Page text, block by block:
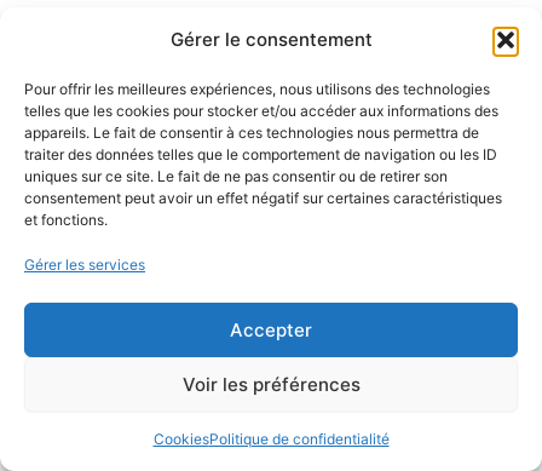
Gérer le consentement
Pour offrir les meilleures expériences, nous utilisons des technologies
telles que les cookies pour stocker et/ou accéder aux informations des
appareils. Le fait de consentir à ces technologies nous permettra de
traiter des données telles que le comportement de navigation ou les ID
uniques sur ce site. Le fait de ne pas consentir ou de retirer son
consentement peut avoir un effet négatif sur certaines caractéristiques
et fonctions.
Gérer les services
Accepter
Voir les préférences
CookiesPolitique de confidentialité